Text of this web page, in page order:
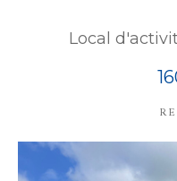
Local